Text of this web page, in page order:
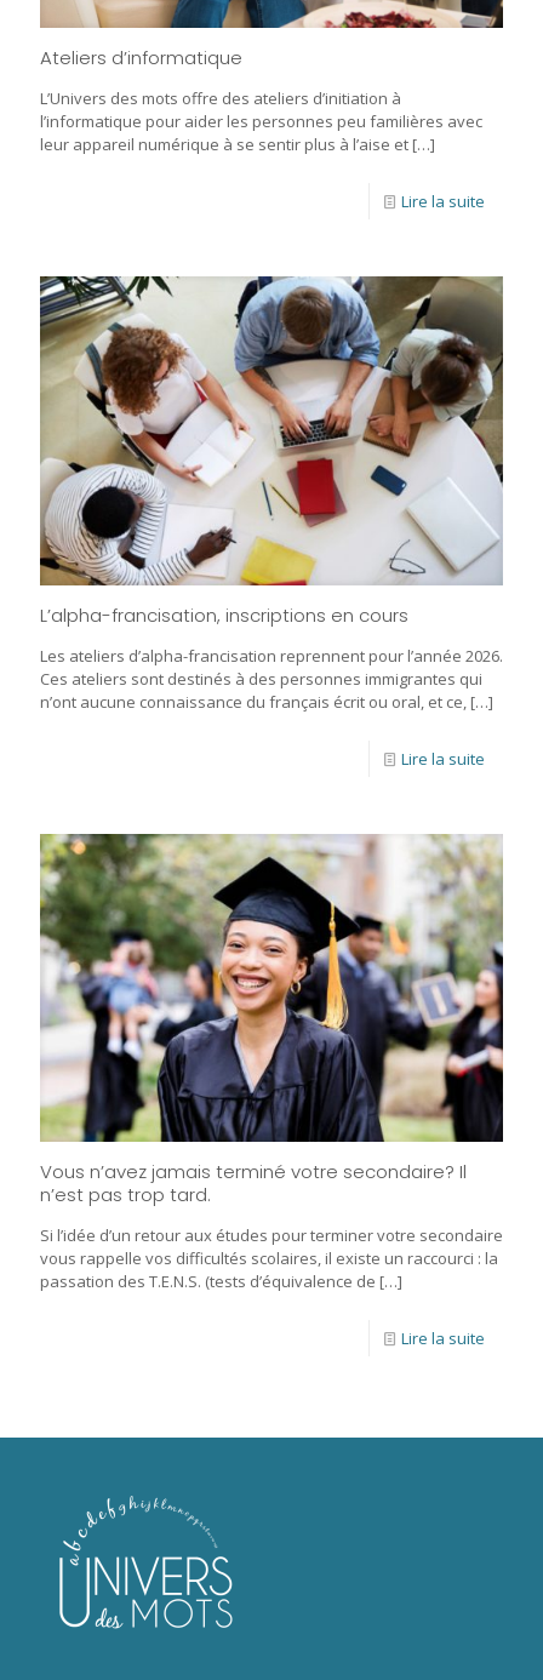
Ateliers d’informatique
L’Univers des mots offre des ateliers d’initiation à
l’informatique pour aider les personnes peu familières avec
leur appareil numérique à se sentir plus à l’aise et […]
Lire la suite
L’alpha-francisation, inscriptions en cours
Les ateliers d’alpha-francisation reprennent pour l’année 2026.
Ces ateliers sont destinés à des personnes immigrantes qui
n’ont aucune connaissance du français écrit ou oral, et ce, […]
Lire la suite
Vous n’avez jamais terminé votre secondaire? Il
n’est pas trop tard.
Si l’idée d’un retour aux études pour terminer votre secondaire
vous rappelle vos difficultés scolaires, il existe un raccourci : la
passation des T.E.N.S. (tests d’équivalence de […]
Lire la suite